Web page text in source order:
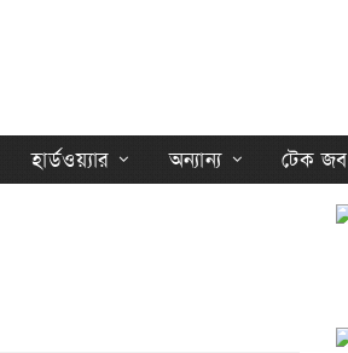
হার্ডওয়্যার অন্যান্য
টেক জব